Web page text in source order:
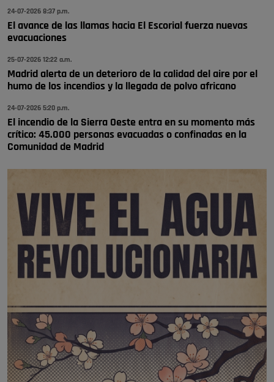
Y ese quien es, apenas se ven patrullas en la estación, como si se van
todos, no vamos a notar …
Pozuelo de Alarcón
🔴 EXCLUSIVA | El comisario de la …
24-07-2026 8:37 p.m.
El avance de las llamas hacia El Escorial fuerza nuevas
evacuaciones
25-07-2026 12:22 a.m.
Madrid alerta de un deterioro de la calidad del aire por el
humo de los incendios y la llegada de polvo africano
24-07-2026 5:20 p.m.
El incendio de la Sierra Oeste entra en su momento más
crítico: 45.000 personas evacuadas o confinadas en la
Comunidad de Madrid